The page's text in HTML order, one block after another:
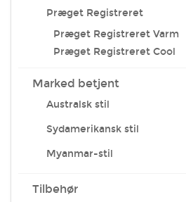
Præget Registreret
Præget Registreret Varm
Præget Registreret Cool
Marked betjent
Australsk stil
Sydamerikansk stil
Myanmar-stil
Tilbehør